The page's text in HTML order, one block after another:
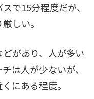
で15分程度だが、
しい。
があり、人が多い
は人が少ないが、
にある程度。